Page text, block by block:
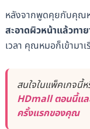
หลังจากพูดคุยกับคุณห
สะอาดผิวหน้าแล้วทาย
เวลา คุณหมอก็เข้ามา
สนใจในแพ็คเกจนี้
HDmall ตอนนี้แล
ครั้งแรกของคุณ